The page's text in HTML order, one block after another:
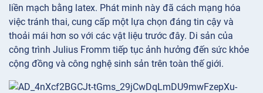
liền mạch bằng latex. Phát minh này đã cách mạng hóa
việc tránh thai, cung cấp một lựa chọn đáng tin cậy và
thoải mái hơn so với các vật liệu trước đây. Di sản của
công trình Julius Fromm tiếp tục ảnh hưởng đến sức khỏe
cộng đồng và công nghệ sinh sản trên toàn thế giới.